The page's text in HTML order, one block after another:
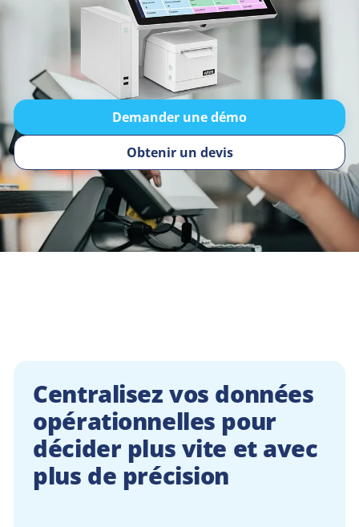
Demander une démo
Obtenir un devis
Centralisez vos données
opérationnelles pour
décider plus vite et avec
plus de précision